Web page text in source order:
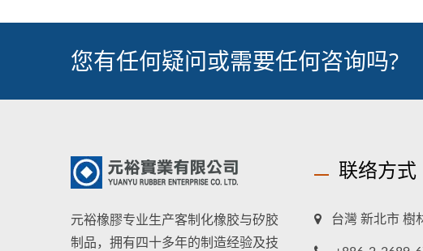
您有任何疑问或需要任何咨询吗?
元裕橡膠专业生产客制化橡胶与矽胶
制品，拥有四十多年的制造经验及技
联络方式
台灣 新北市 樹